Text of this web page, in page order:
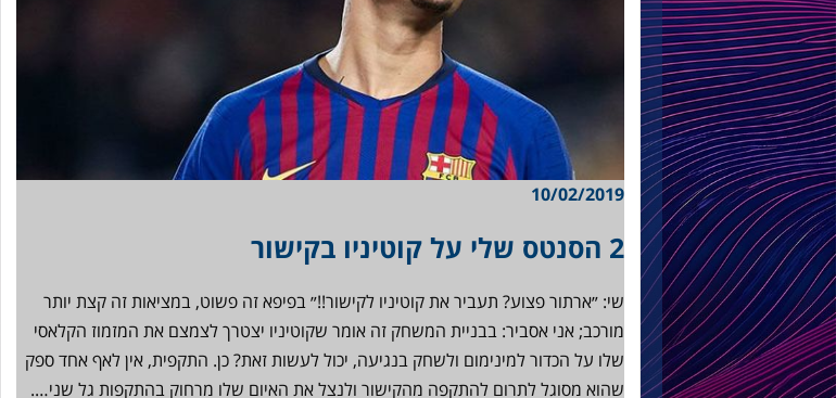
10/02/2019
2 הסנטס שלי על קוטיניו בקישור
שי: ״ארתור פצוע? תעביר את קוטיניו לקישור!!״ בפיפא זה פשוט, במציאות זה קצת יותר
מורכב; אני אסביר: בבניית המשחק זה אומר שקוטיניו יצטרך לצמצם את המזמוז הקלאסי
שלו על הכדור למינימום ולשחק בנגיעה, יכול לעשות זאת? כן. התקפית, אין לאף אחד ספק
שהוא מסוגל לתרום להתקפה מהקישור ולנצל את האיום שלו מרחוק בהתקפות גל שני….